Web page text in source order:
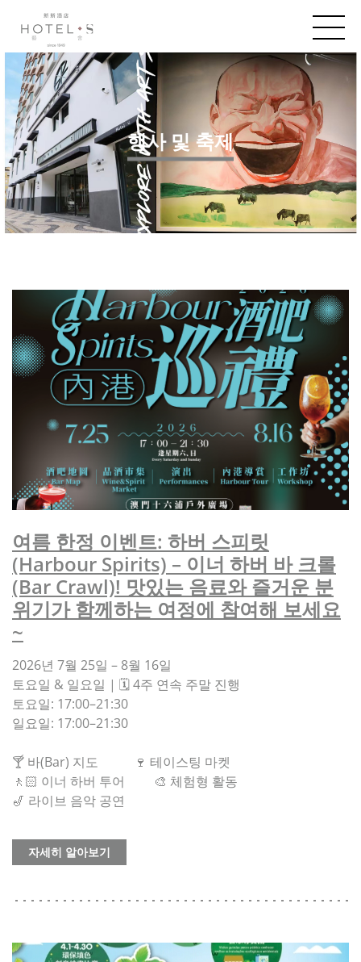
행사 및 축제
여름 한정 이벤트: 하버 스피릿
(Harbour Spirits) – 이너 하버 바 크롤
(Bar Crawl)! 맛있는 음료와 즐거운 분
위기가 함께하는 여정에 참여해 보세요
~
2026년 7월 25일 – 8월 16일
토요일 & 일요일 | 🗓️ 4주 연속 주말 진행
토요일: 17:00–21:30
일요일: 17:00–21:30
🍸 바(Bar) 지도 🍷 테이스팅 마켓
🚶🏻 이너 하버 투어 🎨 체험형 활동
🎷 라이브 음악 공연
자세히 알아보기